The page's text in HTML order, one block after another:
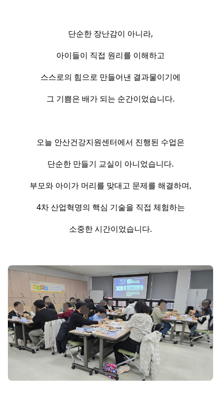
단순한 장난감이 아니라,
아이들이 직접 원리를 이해하고
스스로의 힘으로 만들어낸 결과물이기에
그 기쁨은 배가 되는 순간이었습니다.
오늘 안산건강지원센터에서 진행된 수업은
단순한 만들기 교실이 아니었습니다.
부모와 아이가 머리를 맞대고 문제를 해결하며,
4차 산업혁명의 핵심 기술을 직접 체험하는
소중한 시간이었습니다.